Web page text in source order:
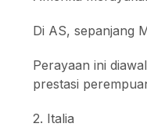
Di AS, sepanjang
Perayaan ini
prestasi
2. Italia